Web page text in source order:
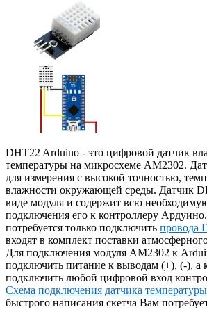
DHT22 Arduino - это цифровой датчик
температуры на микросхеме AM2302.
для измерения с высокой точностью,
влажности окружающей среды. Датчик
виде модуля и содержит всю
подключения его к контроллеру
потребуется только подключить провода
входят в комплект поставки
Для подключения модуля AM2302 к
подключить питание к выводам (+), (-), а
подключить любой цифровой вход
Схема подключения датчика
быстрого написания скетча Вам